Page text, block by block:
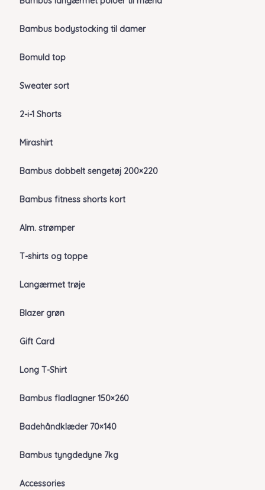
Bambus bodystocking til damer
Bomuld top
Sweater sort
2-i-1 Shorts
Mirashirt
Bambus dobbelt sengetøj 200×220
Bambus fitness shorts kort
Alm. strømper
T-shirts og toppe
Langærmet trøje
Blazer grøn
Gift Card
Long T-Shirt
Bambus fladlagner 150×260
Badehåndklæder 70×140
Bambus tyngdedyne 7kg
Accessories